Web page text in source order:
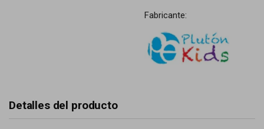
Fabricante:
Detalles del producto